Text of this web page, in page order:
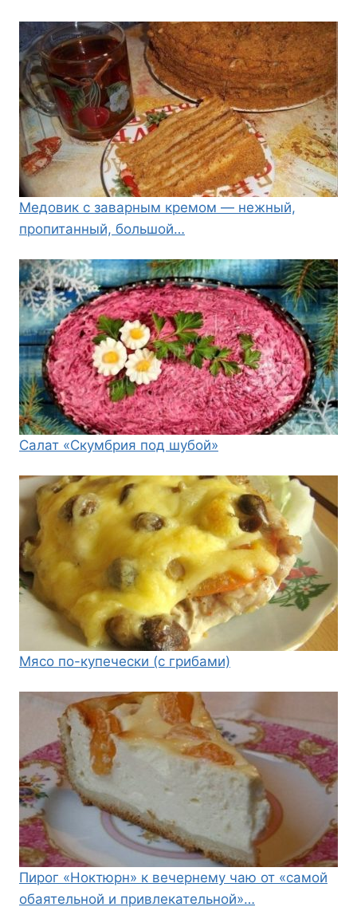
Медовик с заварным кремом — нежный,
пропитанный, большой…
Салат «Скумбрия под шубой»
Мясо по-купечески (с грибами)
Пирог «Ноктюрн» к вечернему чаю от «самой
обаятельной и привлекательной»…